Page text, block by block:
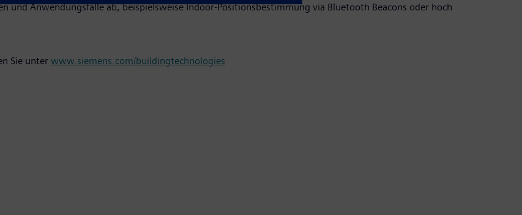
und Anwendungsfälle ab, beispielsweise Indoor-Positionsbestimmung via Bluetooth Beacons oder hoch
Sie unter www.siemens.com/buildingtechnologies